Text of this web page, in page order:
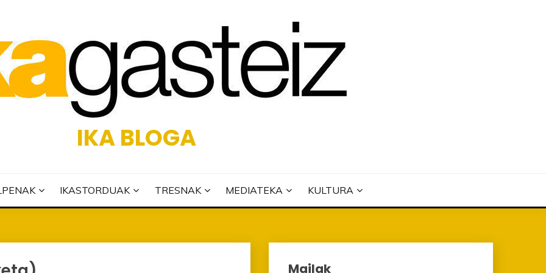
IKA BLOGA
IKASTORDUAK TRESNAK MEDIATEKA KULTURA
Mailak